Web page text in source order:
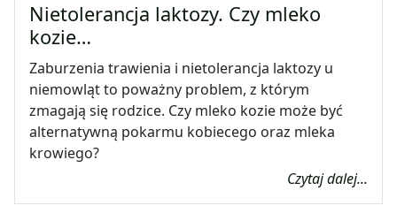
Nietolerancja laktozy. Czy mleko
kozie…
Zaburzenia trawienia i nietolerancja laktozy u
niemowląt to poważny problem, z którym
zmagają się rodzice. Czy mleko kozie może być
alternatywną pokarmu kobiecego oraz mleka
krowiego?
Czytaj dalej...